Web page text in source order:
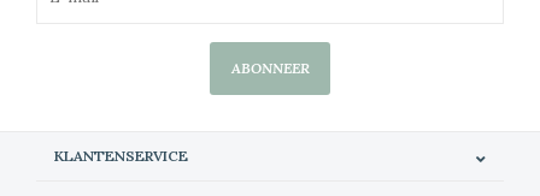
ABONNEER
KLANTENSERVICE